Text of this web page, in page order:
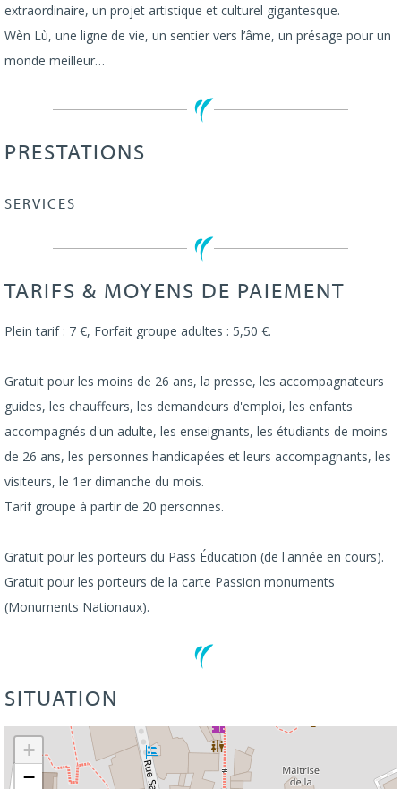
extraordinaire, un projet artistique et culturel gigantesque.
Wèn Lù, une ligne de vie, un sentier vers l’âme, un présage pour un
monde meilleur…
PRESTATIONS
SERVICES
TARIFS & MOYENS DE PAIEMENT
Plein tarif : 7 €, Forfait groupe adultes : 5,50 €.
Gratuit pour les moins de 26 ans, la presse, les accompagnateurs
guides, les chauffeurs, les demandeurs d'emploi, les enfants
accompagnés d'un adulte, les enseignants, les étudiants de moins
de 26 ans, les personnes handicapées et leurs accompagnants, les
visiteurs, le 1er dimanche du mois.
Tarif groupe à partir de 20 personnes.
Gratuit pour les porteurs du Pass Éducation (de l'année en cours).
Gratuit pour les porteurs de la carte Passion monuments
(Monuments Nationaux).
SITUATION
+
−